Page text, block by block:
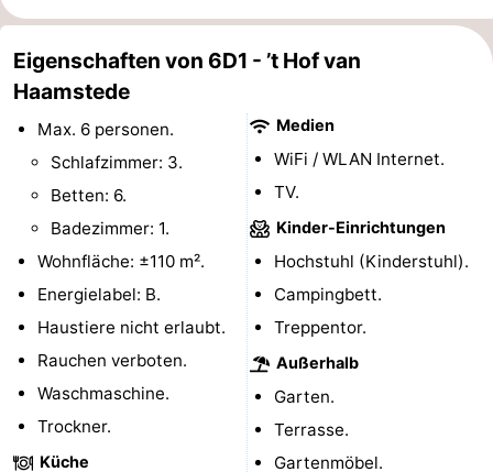
und
trinken
Veranstaltungen
Praktisch
Route
Parken
Reisebuchshop
Adressen
Region
-
Eigenschaften von 6D1 - ’t Hof van
Haamstede
Max. 6 personen.
Schlafzimmer: 3.
Betten: 6.
Badezimmer: 1.
Wohnfläche: ±110 m².
Energielabel: B.
Haustiere nicht erlaubt.
Rauchen verboten.
Waschmaschine.
Trockner.
Küche
Medien
WiFi / WLAN Internet.
TV.
Kinder-Einrichtungen
Hochstuhl (Kinderstuhl).
Campingbett.
Treppentor.
Außerhalb
Garten.
Terrasse.
Gartenmöbel.